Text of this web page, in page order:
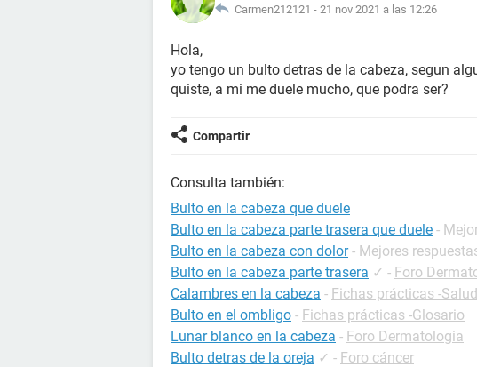
Carmen212121 - 21 nov 2021 a las 12:26
Hola,
yo tengo un bulto detras de la cabeza, segun
quiste, a mi me duele mucho, que podra ser?
Compartir
Consulta también:
Bulto en la cabeza que duele
Bulto en la cabeza parte trasera que duele -
Bulto en la cabeza con dolor - Mejores
Bulto en la cabeza parte trasera ✓ - Foro
Calambres en la cabeza - Fichas prácticas -Salud
Bulto en el ombligo - Fichas prácticas -Glosario
Lunar blanco en la cabeza - Foro Dermatologia
Bulto detras de la oreja ✓ - Foro cáncer